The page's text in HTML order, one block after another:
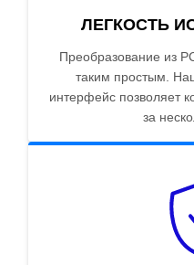
ЛЕГКОСТЬ
Преобразование из
таким простым.
интерфейс позволяет
за